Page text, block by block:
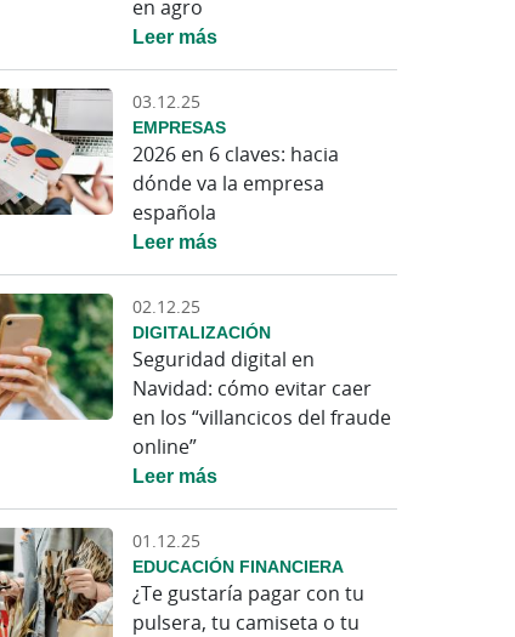
en agro
Leer más
03.12.25
EMPRESAS
2026 en 6 claves: hacia
dónde va la empresa
española
Leer más
02.12.25
DIGITALIZACIÓN
Seguridad digital en
Navidad: cómo evitar caer
en los “villancicos del fraude
online”
Leer más
01.12.25
EDUCACIÓN FINANCIERA
¿Te gustaría pagar con tu
pulsera, tu camiseta o tu